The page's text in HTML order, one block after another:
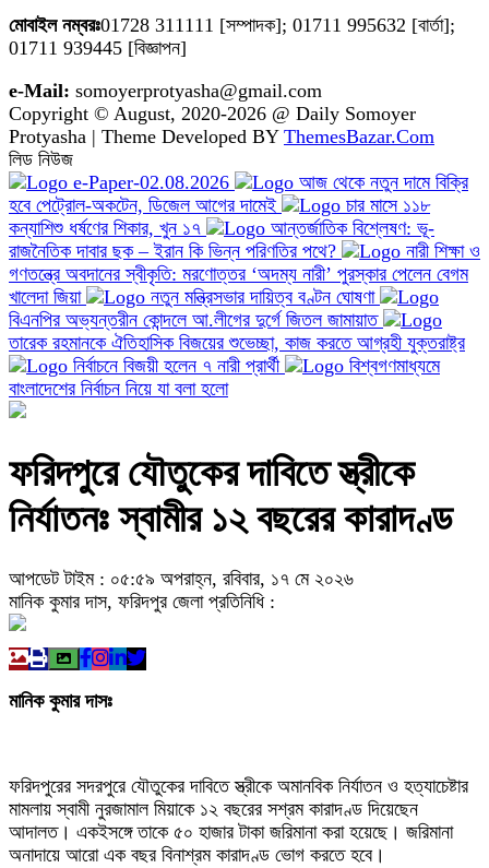
মোবাইল নম্বরঃ01728 311111 [সম্পাদক]; 01711 995632 [বার্তা];
01711 939445 [বিজ্ঞাপন]
e-Mail: somoyerprotyasha@gmail.com
Copyright © August, 2020-2026 @ Daily Somoyer
Protyasha | Theme Developed BY ThemesBazar.Com
লিড নিউজ
e-Paper-02.08.2026
আজ থেকে নতুন দামে বিক্রি
হবে পেট্রোল-অকটেন, ডিজেল আগের দামেই
চার মাসে ১১৮
কন্যাশিশু ধর্ষণের শিকার, খুন ১৭
আন্তর্জাতিক বিশ্লেষণ: ভূ-
রাজনৈতিক দাবার ছক – ইরান কি ভিন্ন পরিণতির পথে?
নারী শিক্ষা ও
গণতন্ত্রে অবদানের স্বীকৃতি: মরণোত্তর ‘অদম্য নারী’ পুরস্কার পেলেন বেগম
খালেদা জিয়া
নতুন মন্ত্রিসভার দায়িত্ব বণ্টন ঘোষণা
বিএনপির অভ্যন্তরীন কোন্দলে আ.লীগের দুর্গে জিতল জামায়াত
তারেক রহমানকে ঐতিহাসিক বিজয়ের শুভেচ্ছা, কাজ করতে আগ্রহী যুক্তরাষ্ট্র
নির্বাচনে বিজয়ী হলেন ৭ নারী প্রার্থী
বিশ্বগণমাধ্যমে
বাংলাদেশের নির্বাচন নিয়ে যা বলা হলো
ফরিদপুরে যৌতুকের দাবিতে স্ত্রীকে
নির্যাতনঃ স্বামীর ১২ বছরের কারাদণ্ড
আপডেট টাইম : ০৫:৫৯ অপরাহ্ন, রবিবার, ১৭ মে ২০২৬
মানিক কুমার দাস, ফরিদপুর জেলা প্রতিনিধি :
মানিক কুমার দাসঃ
ফরিদপুরের সদরপুরে যৌতুকের দাবিতে স্ত্রীকে অমানবিক নির্যাতন ও হত্যাচেষ্টার
মামলায় স্বামী নুরজামাল মিয়াকে ১২ বছরের সশ্রম কারাদণ্ড দিয়েছেন
আদালত। একইসঙ্গে তাকে ৫০ হাজার টাকা জরিমানা করা হয়েছে। জরিমানা
অনাদায়ে আরো এক বছর বিনাশ্রম কারাদণ্ড ভোগ করতে হবে।